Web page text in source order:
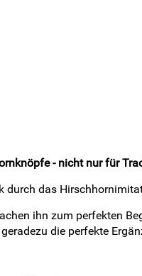
- nicht nur für
durch das
ihn zum perfekten
die perfekte